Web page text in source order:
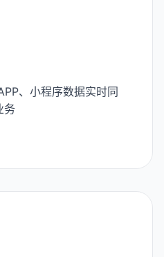
、小程序数据实时同
务